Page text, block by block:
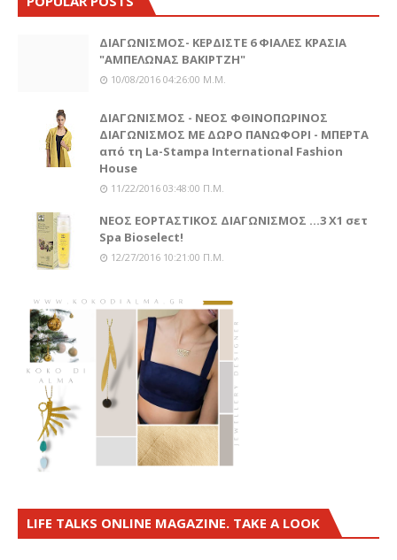
ΔΙΑΓΩΝΙΣΜΟΣ- ΚΕΡΔΙΣΤΕ 6 ΦΙΑΛΕΣ ΚΡΑΣΙΑ
"ΑΜΠΕΛΩΝΑΣ ΒΑΚΙΡΤΖΗ"
10/08/2016 04:26:00 Μ.μ.
ΔΙΑΓΩΝΙΣΜΟΣ - ΝΕΟΣ ΦΘΙΝΟΠΩΡΙΝΟΣ
ΔΙΑΓΩΝΙΣΜΟΣ ΜΕ ΔΩΡΟ ΠΑΝΩΦΟΡΙ - ΜΠΕΡΤΑ
από τη La-Stampa International Fashion
House
11/22/2016 03:48:00 Π.μ.
ΝΕΟΣ ΕΟΡΤΑΣΤΙΚΟΣ ΔΙΑΓΩΝΙΣΜΟΣ ...3 Χ1 σετ
Spa Bioselect!
12/27/2016 10:21:00 Π.μ.
LIFE TALKS ONLINE MAGAZINE. TAKE A LOOK